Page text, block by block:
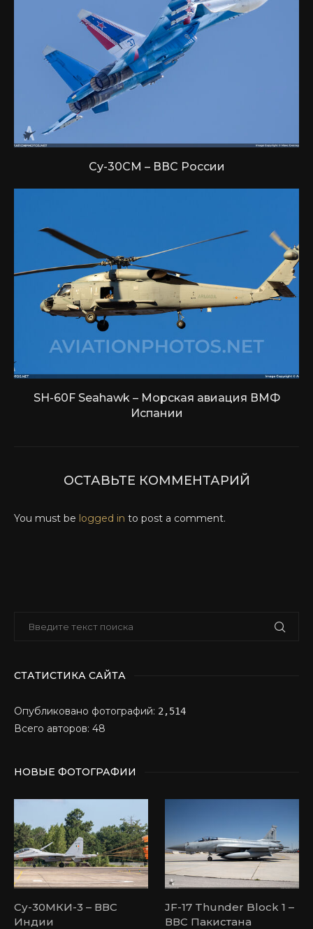
Су-30СМ – ВВС России
SH-60F Seahawk – Морская авиация ВМФ
Испании
ОСТАВЬТЕ КОММЕНТАРИЙ
You must be logged in to post a comment.
СТАТИСТИКА САЙТА
Опубликовано фотографий: 2,514
Всего авторов: 48
НОВЫЕ ФОТОГРАФИИ
Су-30МКИ-3 – ВВС
Индии
JF-17 Thunder Block 1 –
ВВС Пакистана